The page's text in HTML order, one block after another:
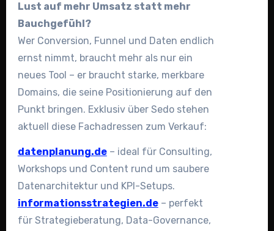
Lust auf mehr Umsatz statt mehr
Bauchgefühl?
Wer Conversion, Funnel und Daten endlich
ernst nimmt, braucht mehr als nur ein
neues Tool – er braucht starke, merkbare
Domains, die seine Positionierung auf den
Punkt bringen. Exklusiv über Sedo stehen
aktuell diese Fachadressen zum Verkauf:
datenplanung.de– ideal für Consulting,
Workshops und Content rund um saubere
Datenarchitektur und KPI-Setups.
informationsstrategien.de– perfekt
für Strategieberatung, Data-Governance,